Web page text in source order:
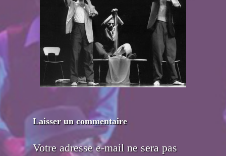
Laisser un commentaire
Votre adresse e-mail ne sera pas